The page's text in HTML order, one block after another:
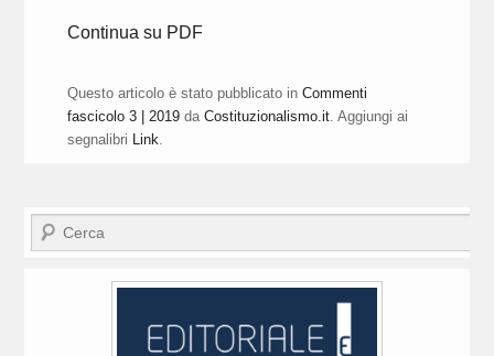
Continua su PDF
Questo articolo è stato pubblicato inCommenti
fascicolo 3 | 2019 daCostituzionalismo.it . Aggiungi ai
segnalibri
Link
Cerca